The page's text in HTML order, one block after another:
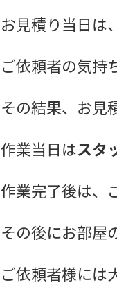
お見積り当日は
ご依頼者の気持
その結果、お見
作業当日はスタ
作業完了後は、
その後にお部屋
ご依頼者様には